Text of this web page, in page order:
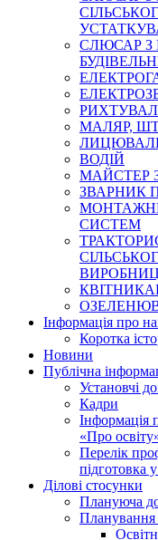
СЛЮСАР З
МАЛЯР,
ВОДІЙ
МАЙСТЕР
ЗВАРНИК
СИСТЕМ
Інформація про
Коротка
Новини
Публічна
Установчі
Кадри
Інформація
«Про
Перелік
підготовка
Ділові стосунки
Плануюча
Планування